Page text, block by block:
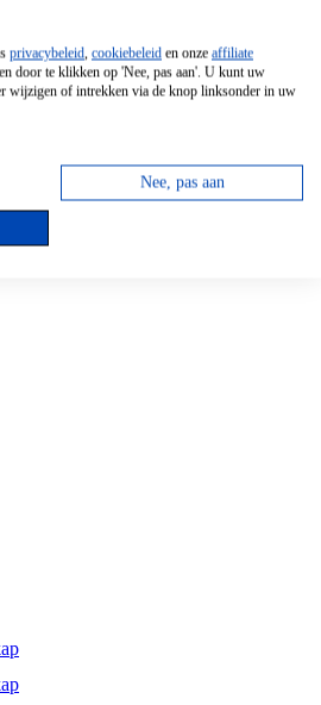
privacybeleid, cookiebeleid en onze affiliate
door te klikken op 'Nee, pas aan'. U kunt uw
wijzigen of intrekken via de knop linksonder in uw
Nee, pas aan